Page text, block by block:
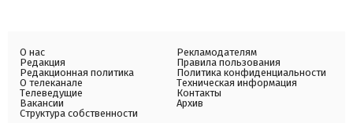
О нас
Редакция
Редакционная политика
О телеканале
Телеведущие
Вакансии
Структура собственности
Рекламодателям
Правила пользования
Политика конфиденциальности
Техническая информация
Контакты
Архив